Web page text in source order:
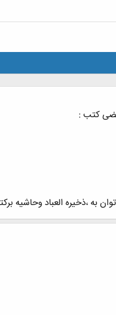
کتب :
به ،ذخیره العباد وحاشیه